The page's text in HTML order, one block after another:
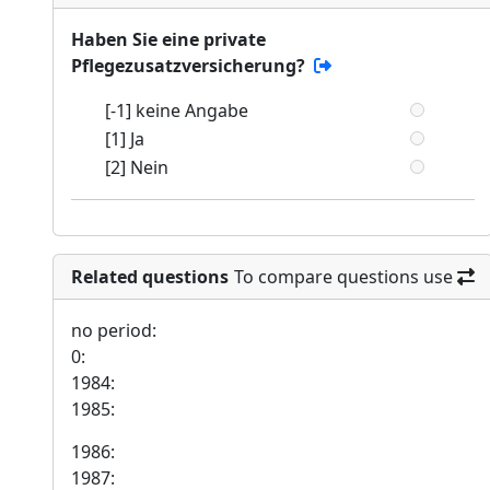
Haben Sie eine private
Pflegezusatzversicherung?
[-1] keine Angabe
[1] Ja
[2] Nein
Related questions To compare questions use
no period:
0:
1984:
1985:
1986:
1987: